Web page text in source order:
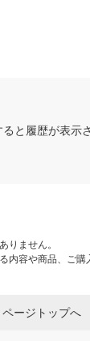
と履歴が表示
りません。
容や商品、ご
ページトップへ